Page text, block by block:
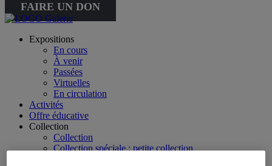
FAIRE UN DON
Expositions
En cours
À venir
Passées
Virtuelles
En circulation
Activités
Offre éducative
Collection
Collection
Collection spéciale : petite collection